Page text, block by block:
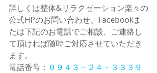
詳しくは整体&リラクゼーション楽々の
公式HPのお問い合わせ、Facebookま
たは下記のお電話でご相談、ご連絡し
て頂ければ随時ご対応させていただき
ます。
電話番号： ０９４３－２４－３３３９